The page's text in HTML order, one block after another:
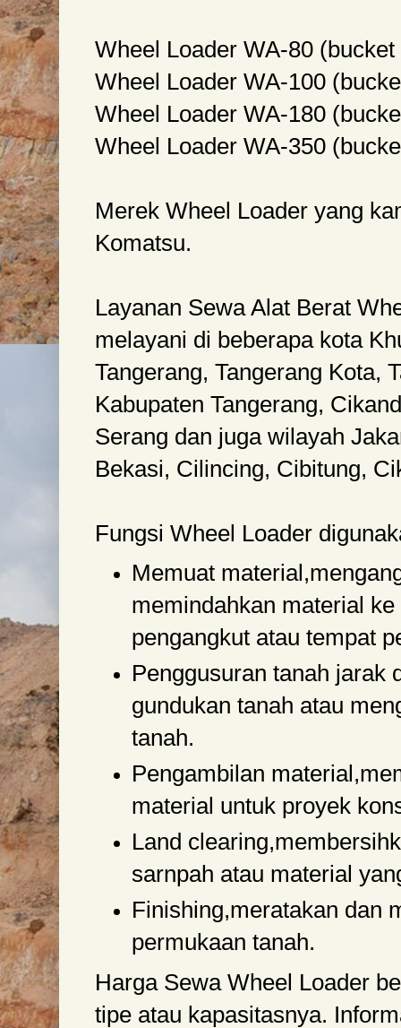
Wheel Loader WA-80
Wheel Loader WA-100
Wheel Loader WA-180
Wheel Loader WA-350
Merek Wheel Loader yang
Komatsu.
Layanan Sewa Alat Berat
melayani di beberapa kota
Tangerang, Tangerang Kota,
Kabupaten Tangerang,
Serang dan juga wilayah
Bekasi, Cilincing, Cibitung,
Fungsi Wheel Loader
Memuat
memindahkan material
pengangkut atau tempat
Penggusuran tanah jarak
gundukan tanah atau
tanah.
Pengambilan
material untuk proyek
Land
sarnpah atau material
Finishing,meratakan dan
permukaan tanah.
Harga Sewa Wheel Loader
tipe atau kapasitasnya.